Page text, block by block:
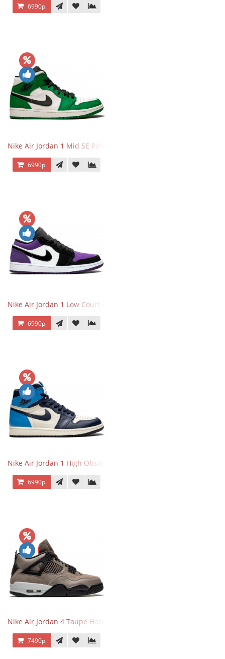
6990р.
Nike Air Jordan 1 Mid SE Pine Green
6990р.
Nike Air Jordan 1 Low Court Purple
6990р.
Nike Air Jordan 1 High Obsidian University Blue
6990р.
Nike Air Jordan 4 Taupe Haze
7490р.